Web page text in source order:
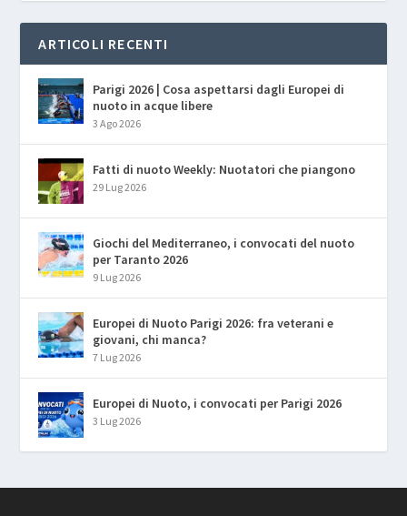
ARTICOLI RECENTI
Parigi 2026 | Cosa aspettarsi dagli Europei di
nuoto in acque libere
3 Ago 2026
Fatti di nuoto Weekly: Nuotatori che piangono
29 Lug 2026
Giochi del Mediterraneo, i convocati del nuoto
per Taranto 2026
9 Lug 2026
Europei di Nuoto Parigi 2026: fra veterani e
giovani, chi manca?
7 Lug 2026
Europei di Nuoto, i convocati per Parigi 2026
3 Lug 2026